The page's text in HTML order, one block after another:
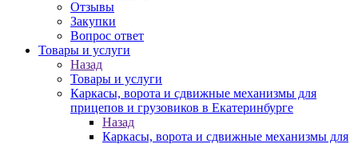
Отзывы
Закупки
Вопрос ответ
Товары и услуги
Назад
Товары и услуги
Каркасы, ворота и сдвижные механизмы для
прицепов и грузовиков в Екатеринбурге
Назад
Каркасы, ворота и сдвижные механизмы для